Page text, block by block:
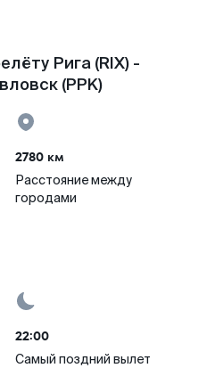
Рига (RIX) -
(PPK)
2780 км
Расстояние между
городами
22:00
Самый поздний вылет